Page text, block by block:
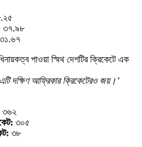
৩৭.৯৮
৩১.৬৭
পাওয়া স্মিথ দেশটির ক্রিকেটে এক
দক্ষিণ আফ্রিকার ক্রিকেটেরও জয়।’
৩৬২
৩০৫
৩৮